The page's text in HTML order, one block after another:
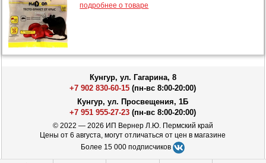
подробнее о товаре
Кунгур, ул. Гагарина, 8
+7 902 830-60-15 (пн-вс 8:00-20:00)
Кунгур, ул. Просвещения, 1Б
+7 951 955-27-23 (пн-вс 8:00-20:00)
© 2022 — 2026 ИП Вернер Л.Ю. Пермский край
Цены от 6 августа, могут отличаться от цен в магазине
Более 15 000 подписчиков